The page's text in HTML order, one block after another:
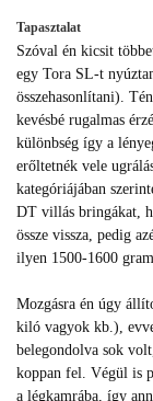
Tapasztalat
Szóval én kicsit
egy Tora SL-t
összehasonlítani).
kevésbé rugalmas
különbség így a
erőltetnék vele
kategóriájában
DT villás bringákat,
össze vissza, pedig
ilyen 1500-1600
Mozgásra én úgy
kiló vagyok kb.),
belegondolva sok
koppan fel. Végül is
a légkamrába, így